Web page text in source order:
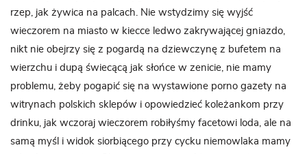
rzep, jak żywica na palcach. Nie wstydzimy się wyjść
wieczorem na miasto w kiecce ledwo zakrywającej gniazdo,
nikt nie obejrzy się z pogardą na dziewczynę z bufetem na
wierzchu i dupą świecącą jak słońce w zenicie, nie mamy
problemu, żeby pogapić się na wystawione porno gazety na
witrynach polskich sklepów i opowiedzieć koleżankom przy
drinku, jak wczoraj wieczorem robiłyśmy facetowi loda, ale na
samą myśl i widok siorbiącego przy cycku niemowlaka mamy